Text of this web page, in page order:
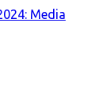
Media